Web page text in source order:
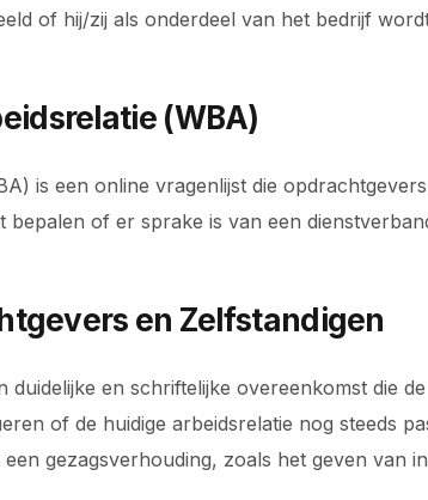
of hij/zij als onderdeel van het bedrijf
(WBA)
is een online vragenlijst die
bepalen of er sprake is van een
en Zelfstandigen
en schriftelijke overeenkomst die
of de huidige arbeidsrelatie nog steeds
gezagsverhouding, zoals het geven van